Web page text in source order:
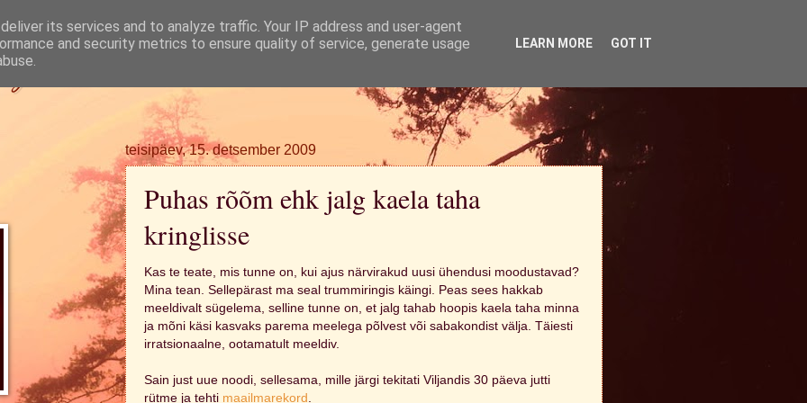
teisipäev, 15. detsember 2009
Puhas rõõm ehk jalg kaela taha
kringlisse
Kas te teate, mis tunne on, kui ajus närvirakud uusi ühendusi moodustavad?
Mina tean. Sellepärast ma seal trummiringis käingi. Peas sees hakkab
meeldivalt sügelema, selline tunne on, et jalg tahab hoopis kaela taha minna
ja mõni käsi kasvaks parema meelega põlvest või sabakondist välja. Täiesti
irratsionaalne, ootamatult meeldiv.
Sain just uue noodi, sellesama, mille järgi tekitati Viljandis 30 päeva jutti
rütme ja tehti maailmarekord
its services and to analyze traffic. Your IP address and user-agent
and security metrics to ensure quality of service, generate usage
LEARN MORE GOT IT